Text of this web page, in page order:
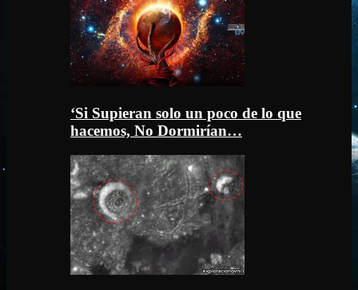
‘Si Supieran solo un poco de lo que
hacemos, No Dormirían…